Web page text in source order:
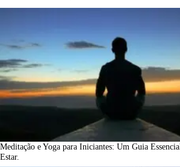
Meditação e Yoga para Iniciantes: Um Guia
Estar.